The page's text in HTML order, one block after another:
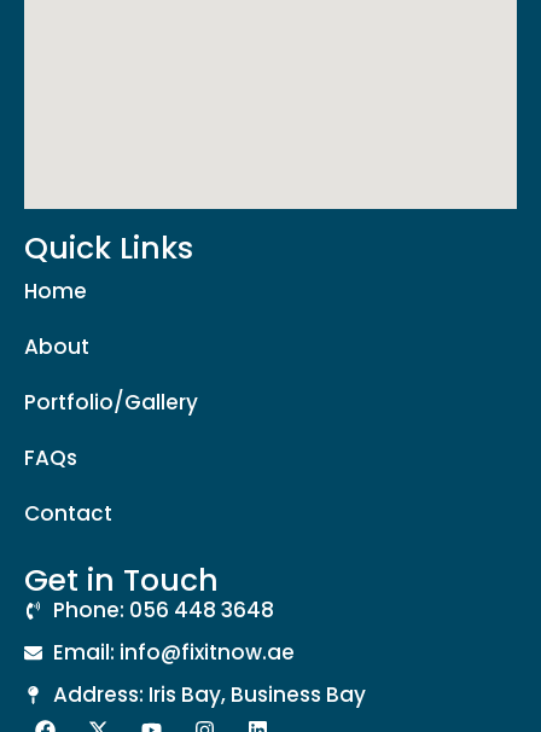
Quick Links
Home
About
Portfolio/Gallery
FAQs
Contact
Get in Touch
Phone: 056 448 3648
Email: info@fixitnow.ae
Address: Iris Bay, Business Bay